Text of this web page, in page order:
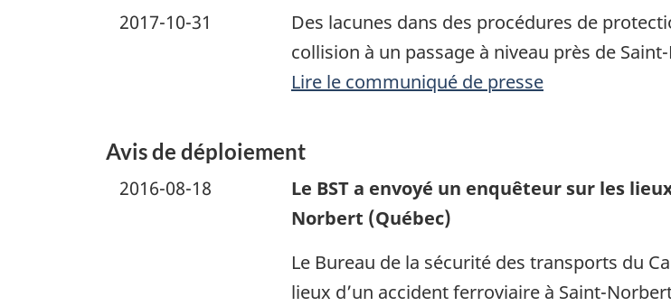
2017-10-31
Des lacunes dans des procédures de
collision à un passage à niveau près de
Lire le communiqué de presse
Avis de déploiement
2016-08-18
Le BST a envoyé un enquêteur sur les
Norbert (Québec)
Le Bureau de la sécurité des transports du
lieux d’un accident ferroviaire à Saint-